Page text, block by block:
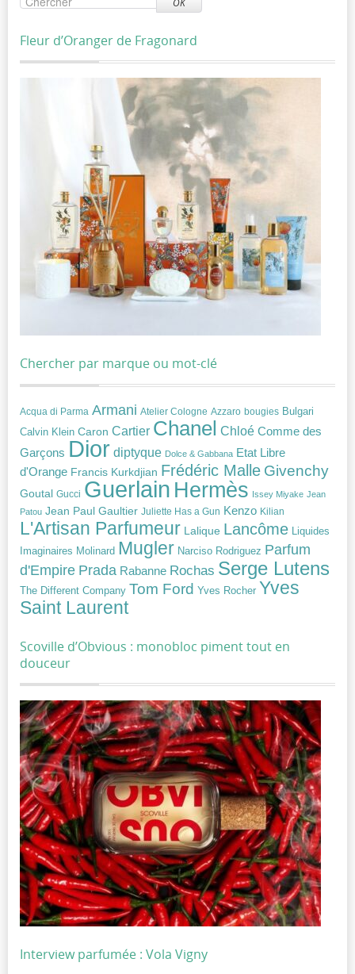
OK
Fleur d’Oranger de Fragonard
Chercher par marque ou mot-clé
Acqua di Parma Armani Atelier Cologne Azzaro bougies Bulgari
Calvin Klein Caron Cartier Chanel Chloé Comme des
Garçons Dior diptyque Dolce & Gabbana Etat Libre
d'Orange Francis Kurkdjian Frédéric Malle Givenchy
Goutal Gucci Guerlain Hermès Issey Miyake Jean
Patou Jean Paul Gaultier Juliette Has a Gun Kenzo Kilian
L'Artisan Parfumeur Lalique Lancôme
Liquides
Imaginaires Molinard Mugler Narciso Rodriguez Parfum
d'Empire Prada Rabanne Rochas Serge Lutens
The Different Company Tom Ford Yves Rocher Yves
Saint Laurent
Scoville d’Obvious : monobloc piment tout en
douceur
Interview parfumée : Vola Vigny